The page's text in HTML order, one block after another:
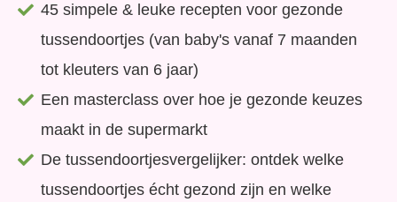
45 simpele & leuke recepten voor gezonde
tussendoortjes (van baby's vanaf 7 maanden
tot kleuters van 6 jaar)
Een masterclass over hoe je gezonde keuzes
maakt in de supermarkt
De tussendoortjesvergelijker: ontdek welke
tussendoortjes écht gezond zijn en welke